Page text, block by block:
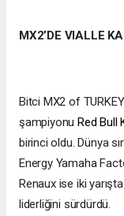
MX2’DE VIALLE
Bitci MX2 of
şampiyonuRed Bull
birinci oldu. Dünya
Energy Yamaha
Renaux ise iki
liderliğini sürdürdü.